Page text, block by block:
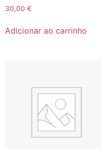
30,00 €
Adicionar ao carrinho